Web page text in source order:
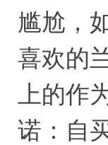
尴尬，
喜欢的
上的作
诺：自